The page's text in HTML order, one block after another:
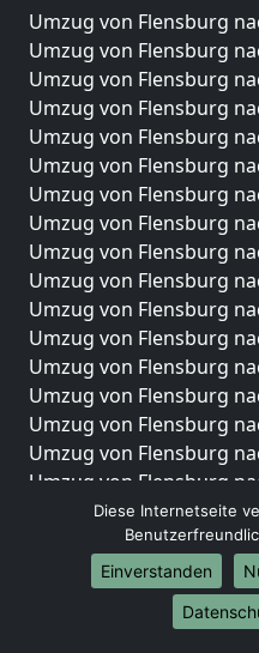
Umzug von Flensburg
Umzug von Flensburg
Umzug von Flensburg
Umzug von Flensburg
Umzug von Flensburg
Umzug von Flensburg
Umzug von Flensburg
Umzug von Flensburg
Umzug von Flensburg
Umzug von Flensburg
Umzug von Flensburg
Umzug von Flensburg
Umzug von Flensburg
Umzug von Flensburg
Umzug von Flensburg
Umzug von Flensburg
Umzug von Flensburg
Umzug von Flensburg
Umzug von Flensburg
Umzug von Flensburg
Internationale-
Diese Internetseite
Einverstanden